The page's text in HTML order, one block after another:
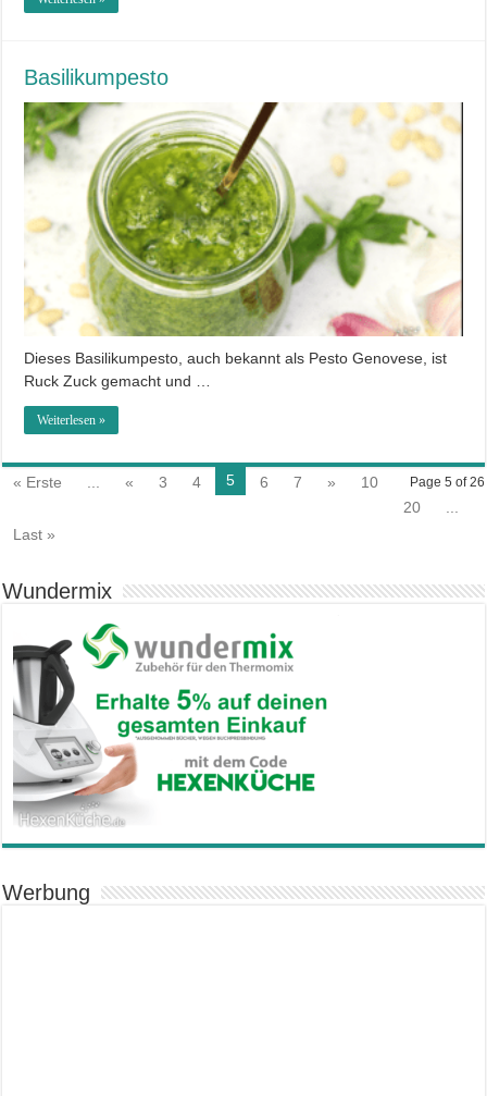
Basilikumpesto
Dieses Basilikumpesto, auch bekannt als Pesto Genovese, ist
Ruck Zuck gemacht und …
Weiterlesen »
Page 5 of 26
« Erste « 3 4 5 6 7 »
10
20
Last »
Wundermix
Werbung